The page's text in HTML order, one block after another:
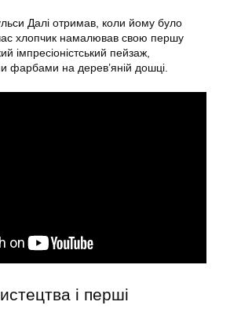
Далі отримав, коли йому було
хлопчик намалював свою першу
імпресіоністський пейзаж,
фарбами на дерев’яній дошці.
і перші